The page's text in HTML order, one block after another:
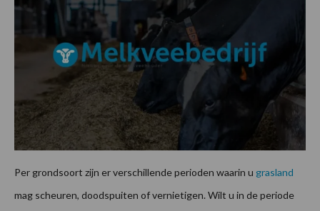
Per grondsoort zijn er verschillende perioden waarin u grasland
mag scheuren, doodspuiten of vernietigen. Wilt u in de periode